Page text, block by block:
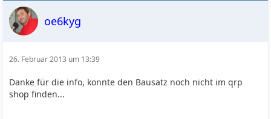
oe6kyg
26. Februar 2013 um 13:39
Danke für die info, konnte den Bausatz noch nicht im qrp
shop finden...